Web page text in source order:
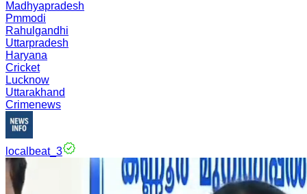
Madhyapradesh
Pmmodi
Rahulgandhi
Uttarpradesh
Haryana
Cricket
Lucknow
Uttarakhand
Crimenews
localbeat_3